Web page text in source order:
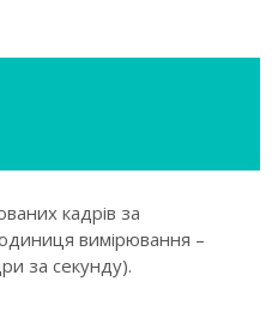
кадрів за
вимірювання –
за секунду).